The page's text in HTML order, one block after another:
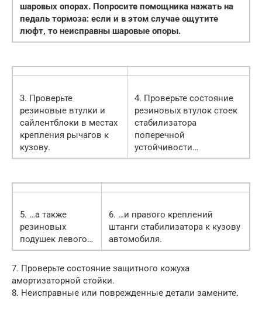
шаровых опорах. Попросите помощника нажать на
педаль тормоза: если и в этом случае ощутите
люфт, то неисправны шаровые опоры.
3. Проверьте
резиновые втулки и
сайлентблоки в местах
крепления рычагов к
кузову.
4. Проверьте состояние
резиновых втулок стоек
стабилизатора
поперечной
устойчивости…
5. …а также
резиновых
подушек левого…
6. …и правого креплений
штанги стабилизатора к кузову
автомобиля.
7. Проверьте состояние защитного кожуха
амортизаторной стойки.
8. Неисправные или поврежденные детали замените.